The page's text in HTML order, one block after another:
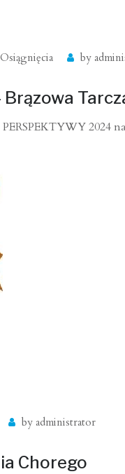
Osiągnięcia by
2024
by administrator
Chorego